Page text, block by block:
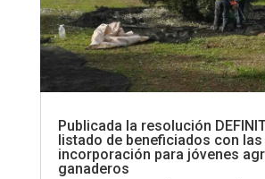
Publicada la resolución
listado de beneficiados con
incorporación para jóvenes
ganaderos